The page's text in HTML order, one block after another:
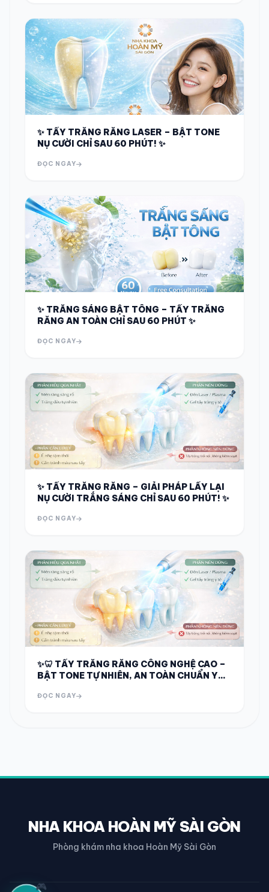
✨ TẨY TRẮNG RĂNG LASER – BẬT TONE
NỤ CƯỜI CHỈ SAU 60 PHÚT! ✨
ĐỌC NGAY
✨ TRẮNG SÁNG BẬT TÔNG – TẨY TRẮNG
RĂNG AN TOÀN CHỈ SAU 60 PHÚT ✨
ĐỌC NGAY
✨ TẨY TRẮNG RĂNG – GIẢI PHÁP LẤY LẠI
NỤ CƯỜI TRẮNG SÁNG CHỈ SAU 60 PHÚT! ✨
ĐỌC NGAY
✨🦷 TẨY TRẮNG RĂNG CÔNG NGHỆ CAO –
BẬT TONE TỰ NHIÊN, AN TOÀN CHUẨN Y
ĐỌC NGAY
NHA KHOA HOÀN MỸ SÀI GÒN
Phòng khám nha khoa Hoàn Mỹ Sài Gòn
🎮